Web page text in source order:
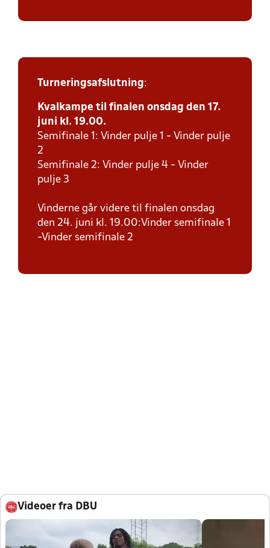
Turneringsafslutning:
Kvalkampe til finalen onsdag den 17.
juni kl. 19.00.
Semifinale 1: Vinder pulje 1 - Vinder pulje
2
Semifinale 2: Vinder pulje 4 - Vinder
pulje 3
Vinderne går videre til finalen onsdag
den 24. juni kl. 19.00:Vinder semifinale 1
-Vinder semifinale 2
Videoer fra DBU